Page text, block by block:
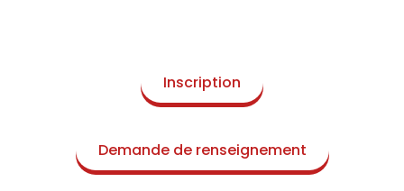
Inscription
Demande de renseignement